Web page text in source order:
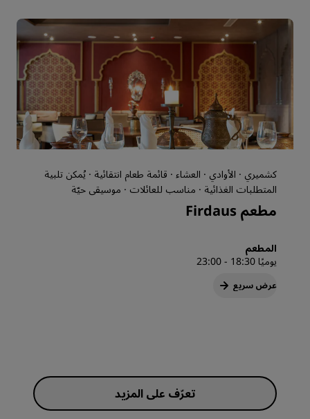
كشميري · الأوادي · العشاء · قائمة طعام انتقائية · يُمكن تلبية
المتطلبات الغذائية · مناسب للعائلات · موسيقى حيّة
مطعم Firdaus
المطعم
يوميًا 18:30 - 23:00
عرض سريع